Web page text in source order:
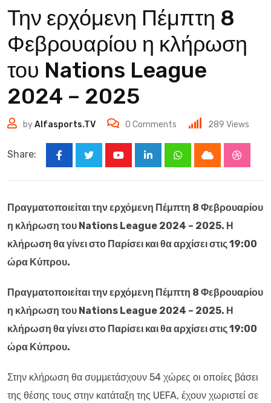
Την ερχόμενη Πέμπτη 8
Φεβρουαρίου η κλήρωση
του Nations League
2024 – 2025
byAlfasports.TV 0 Comments 289 Views
Share:
LinkedInWhatsappCloud
Πραγματοποιείται την ερχόμενη Πέμπτη 8 Φεβρουαρίου
η κλήρωση του Nations League 2024 – 2025. Η
κλήρωση θα γίνει στο Παρίσει και θα αρχίσειστις 19:00
ώρα Κύπρου.
Πραγματοποιείται την ερχόμενη Πέμπτη 8 Φεβρουαρίου
η κλήρωση του Nations League 2024 – 2025. Η
κλήρωση θα γίνει στο Παρίσει και θα αρχίσει στις 19:00
ώρα Κύπρου.
Στην κλήρωση θα συμμετάσχουν 54 χώρες οι οποίες βάσει
της θέσης τους στην κατάταξη της UEFA, έχουν χωριστεί σε